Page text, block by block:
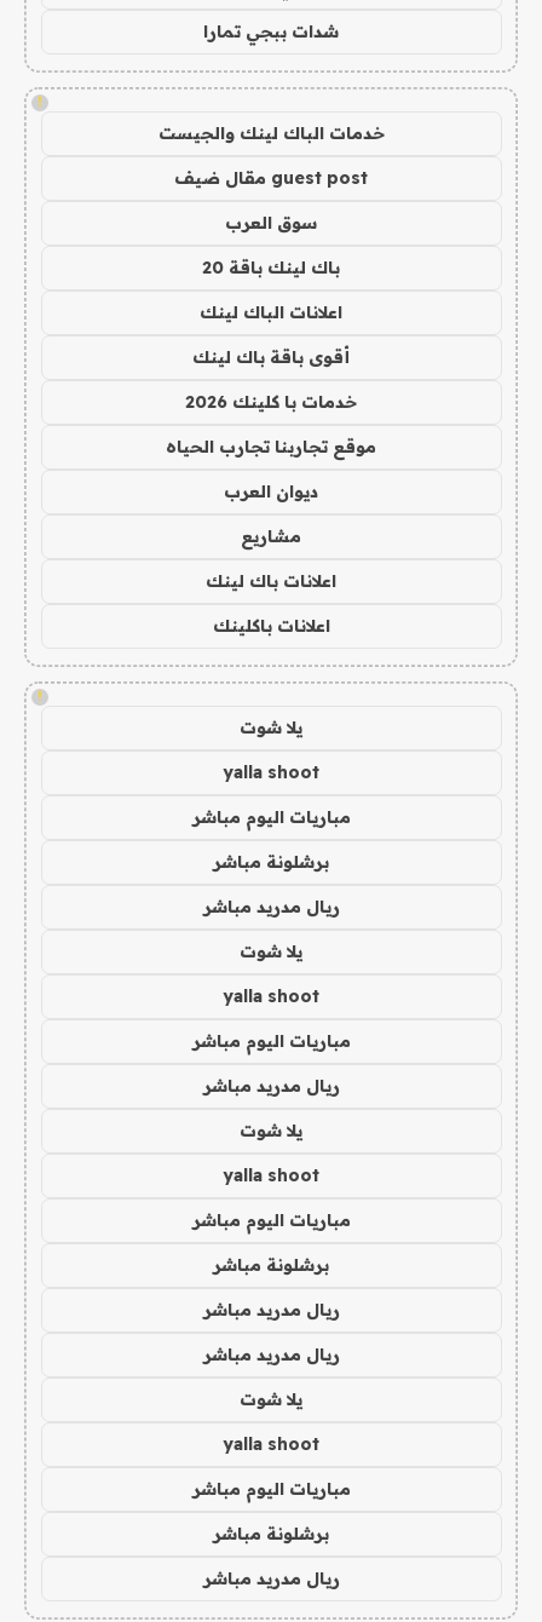
شدات ببجي تمارا
!
خدمات الباك لينك والجيست
guest post مقال ضيف
سوق العرب
باك لينك باقة 20
اعلانات الباك لينك
أقوى باقة باك لينك
خدمات با كلينك 2026
موقع تجاربنا تجارب الحياه
ديوان العرب
مشاريع
اعلانات باك لينك
اعلانات باكلينك
!
يلا شوت
yalla shoot
مباريات اليوم مباشر
برشلونة مباشر
ريال مدريد مباشر
يلا شوت
yalla shoot
مباريات اليوم مباشر
ريال مدريد مباشر
يلا شوت
yalla shoot
مباريات اليوم مباشر
برشلونة مباشر
ريال مدريد مباشر
ريال مدريد مباشر
يلا شوت
yalla shoot
مباريات اليوم مباشر
برشلونة مباشر
ريال مدريد مباشر